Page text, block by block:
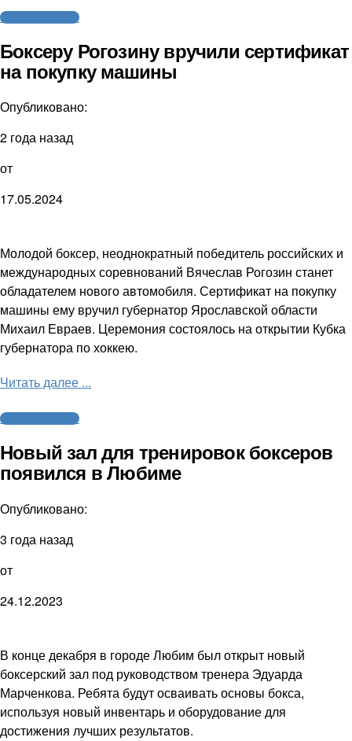
Бокс / Кикбоксинг
Боксеру Рогозину вручили сертификат
на покупку машины
Опубликовано:
2 года назад
от
17.05.2024
Молодой боксер, неоднократный победитель российских и
международных соревнований Вячеслав Рогозин станет
обладателем нового автомобиля. Сертификат на покупку
машины ему вручил губернатор Ярославской области
Михаил Евраев. Церемония состоялось на открытии Кубка
губернатора по хоккею.
Читать далее ...
Бокс / Кикбоксинг
Новый зал для тренировок боксеров
появился в Любиме
Опубликовано:
3 года назад
от
24.12.2023
В конце декабря в городе Любим был открыт новый
боксерский зал под руководством тренера Эдуарда
Марченкова. Ребята будут осваивать основы бокса,
используя новый инвентарь и оборудование для
достижения лучших результатов.